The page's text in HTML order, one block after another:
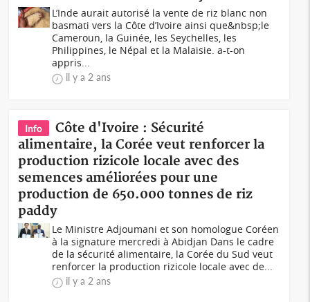
L’Inde aurait autorisé la vente de riz blanc non
basmati vers la Côte d’Ivoire ainsi que&nbsp;le
Cameroun, la Guinée, les Seychelles, les
Philippines, le Népal et la Malaisie. a-t-on
appris...
il y a 2 ans
Info
Côte d'Ivoire : Sécurité
alimentaire, la Corée veut renforcer la
production rizicole locale avec des
semences améliorées pour une
production de 650.000 tonnes de riz
paddy
Le Ministre Adjoumani et son homologue Coréen
à la signature mercredi à Abidjan Dans le cadre
de la sécurité alimentaire, la Corée du Sud veut
renforcer la production rizicole locale avec de...
il y a 2 ans